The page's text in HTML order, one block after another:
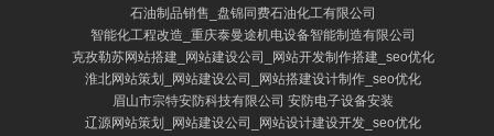
石油制品销售_盘锦同费石油化工有限公司
智能化工程改造_重庆泰曼途机电设备智能制造有限公司
克孜勒苏网站搭建_网站建设公司_网站开发制作搭建_seo优化
淮北网站策划_网站建设公司_网站搭建设计制作_seo优化
眉山市宗特安防科技有限公司 安防电子设备安装
辽源网站策划_网站建设公司_网站设计建设开发_seo优化